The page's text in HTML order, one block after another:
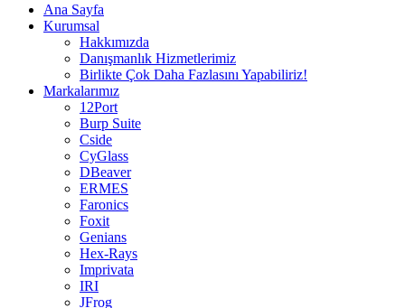
Ana Sayfa
Kurumsal
Hakkımızda
Danışmanlık Hizmetlerimiz
Birlikte Çok Daha Fazlasını Yapabiliriz!
Markalarımız
12Port
Burp Suite
Cside
CyGlass
DBeaver
ERMES
Faronics
Foxit
Genians
Hex-Rays
Imprivata
IRI
JFrog